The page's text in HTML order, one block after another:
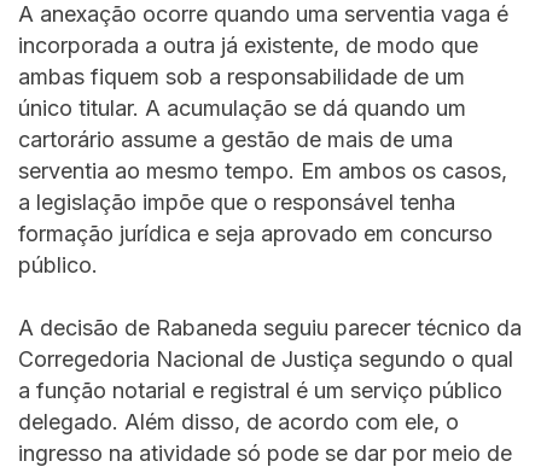
A anexação ocorre quando uma serventia vaga é
incorporada a outra já existente, de modo que
ambas fiquem sob a responsabilidade de um
único titular. A acumulação se dá quando um
cartorário assume a gestão de mais de uma
serventia ao mesmo tempo. Em ambos os casos,
a legislação impõe que o responsável tenha
formação jurídica e seja aprovado em concurso
público.
A decisão de Rabaneda seguiu parecer técnico da
Corregedoria Nacional de Justiça segundo o qual
a função notarial e registral é um serviço público
delegado. Além disso, de acordo com ele, o
ingresso na atividade só pode se dar por meio de